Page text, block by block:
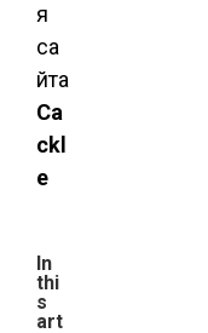
я
са
йта
Ca
ckl
e
In
thi
s
art